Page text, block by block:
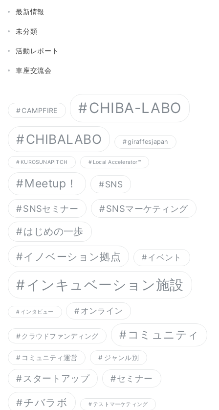
最新情報
未分類
活動レポート
車座交流会
CAMPFIRE CHIBA-LABO
CHIBALABO giraffesjapan
KUROSUNAPITCH Local Accelerator™︎
Meetup！ SNS
SNSセミナー SNSマーケティング
はじめの一歩
イノベーション拠点 イベント
インキュベーション施設
インタビュー オンライン
クラウドファンディング コミュニティ
コミュニティ運営 ジャンル別
スタートアップ セミナー
チバラボ テストマーケティング